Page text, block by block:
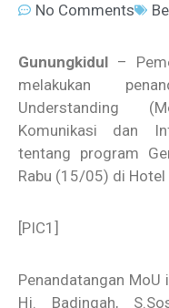
No Comments
Gunungkidul –
melakukan
Understanding
Komunikasi dan
tentang program
Rabu (15/05) di
[PIC1]
Penandatangan MoU
Hj. Badingah,